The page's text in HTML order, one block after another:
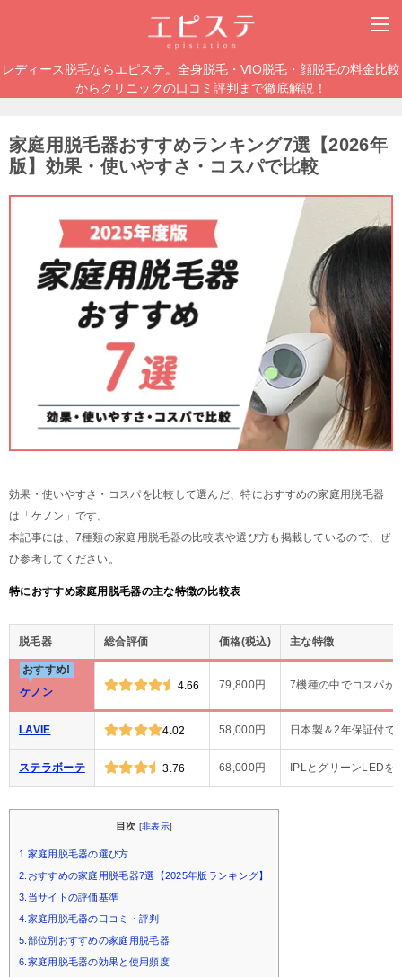
レディース脱毛ならエピステ。全身脱毛・VIO脱毛・顔脱毛の料金比較
からクリニックの口コミ評判まで徹底解説！
家庭用脱毛器おすすめランキング7選【2026年
版】効果・使いやすさ・コスパで比較
効果・使いやすさ・コスパを比較して選んだ、特におすすめの家庭用脱毛器
は「ケノン」です。
本記事には、7種類の家庭用脱毛器の比較表や選び方も掲載しているので、ぜ
ひ参考してください。
特におすすめ家庭用脱毛器の主な特徴の比較表
脱毛器 総合評価 価格(税込) 主な特徴
おすすめ!
ケノン
4.66 79,800円 7機種の中でコスパが
LAVIE 4.02 58,000円 日本製＆2年保証付で
ステラボーテ 3.76 68,000円 IPLとグリーンLEDを
目次 [非表示]
1.家庭用脱毛器の選び方
2.おすすめの家庭用脱毛器7選【2025年版ランキング】
3.当サイトの評価基準
4.家庭用脱毛器の口コミ・評判
5.部位別おすすめの家庭用脱毛器
6.家庭用脱毛器の効果と使用頻度